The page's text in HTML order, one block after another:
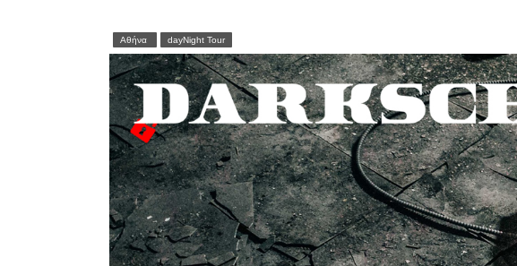
Αθήνα dayNight Tour